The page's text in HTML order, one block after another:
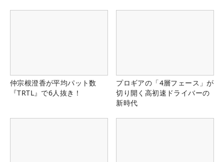
仲宗根澄香が平均パット数
『TRTL』で6人抜き！
プロギアの「4層フェース」が
切り開く高初速ドライバーの
新時代